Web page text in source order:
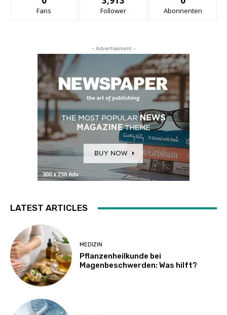
Fans Follower Abonnenten
- Advertisement -
LATEST ARTICLES
MEDIZIN
Pflanzenheilkunde bei
Magenbeschwerden: Was hilft?